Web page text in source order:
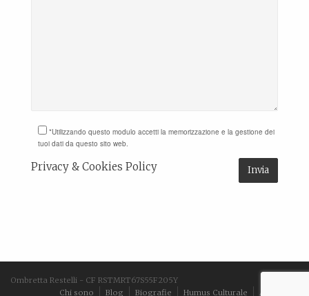
*Utilizzando questo modulo accetti la memorizzazione e la gestione dei
tuoi dati da questo sito web.
Privacy & Cookies Policy
Ombretta Restelli - CF RSTMRT67S55F205Y
Chi sono
Blog Biografie Humus Culturale Aforismi